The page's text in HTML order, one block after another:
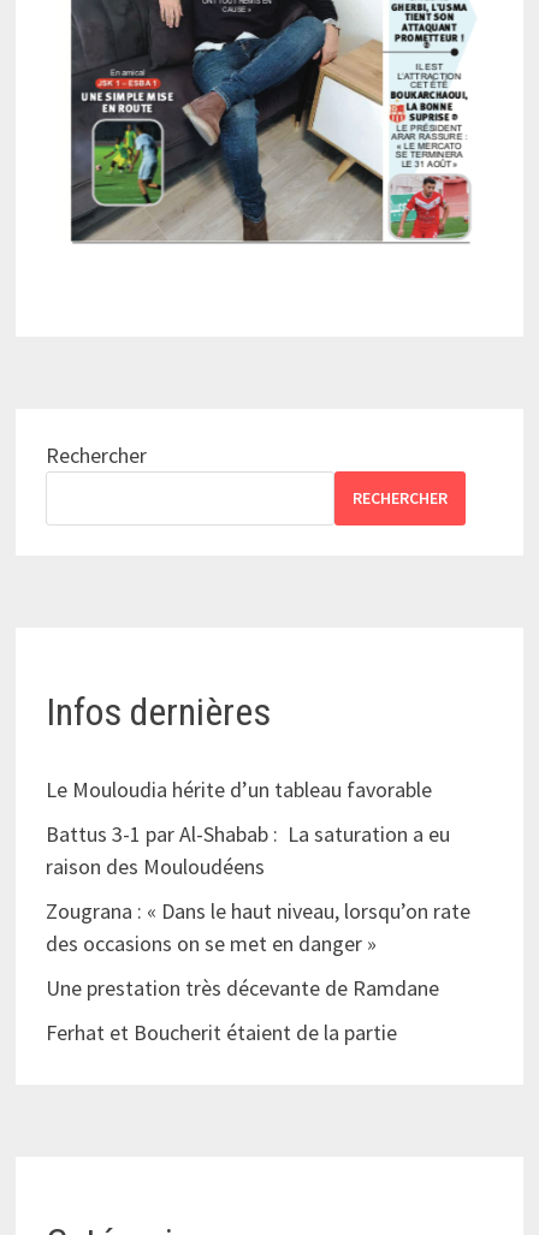
Rechercher
RECHERCHER
Infos dernières
Le Mouloudia hérite d’un tableau favorable
Battus 3-1 par Al-Shabab : La saturation a eu
raison des Mouloudéens
Zougrana : « Dans le haut niveau, lorsqu’on rate
des occasions on se met en danger »
Une prestation très décevante de Ramdane
Ferhat et Boucherit étaient de la partie